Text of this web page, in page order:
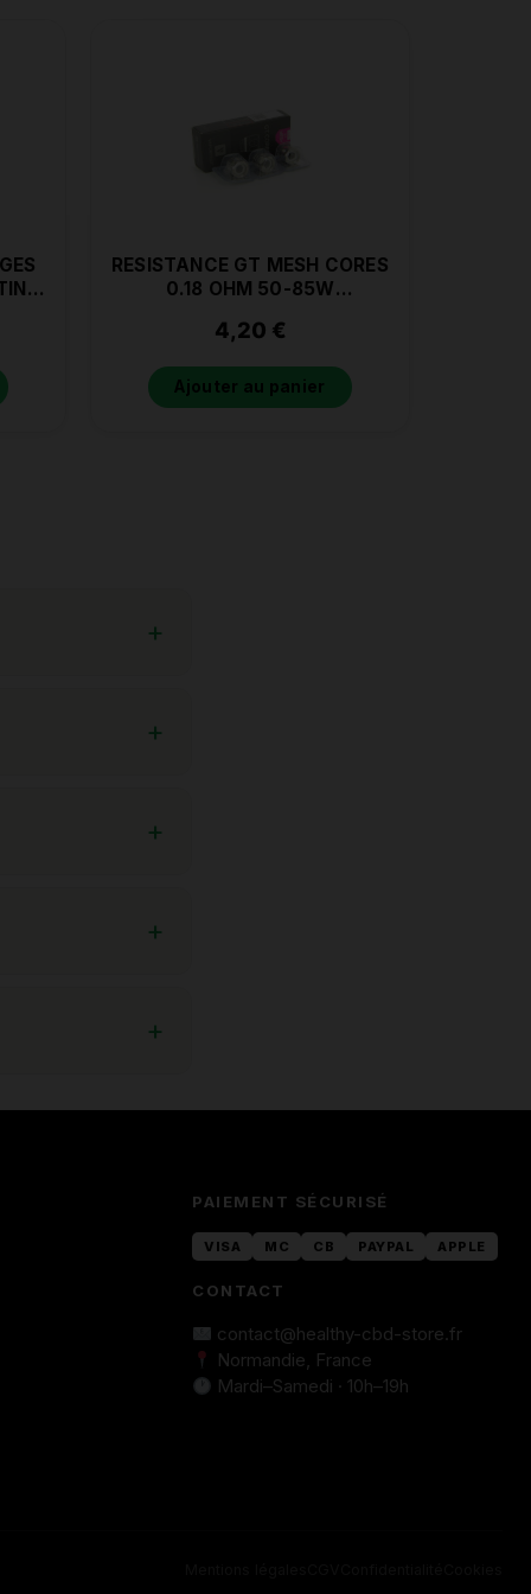
RESISTANCE GT MESH CORES
0.18 OHM 50-85W
4,20 €
Ajouter au panier
PAIEMENT SÉCURISÉ
VISA MC CB PAYPAL APPLE
CONTACT
contact@healthy-cbd-store.fr
Normandie, France
Mardi–Samedi · 10h–19h